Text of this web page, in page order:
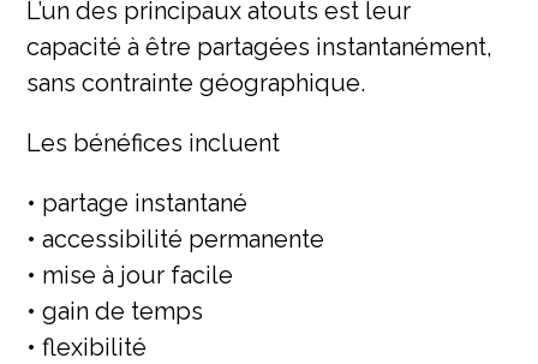
L’un des principaux atouts est leur
capacité à être partagées instantanément,
sans contrainte géographique.
Les bénéfices incluent
• partage instantané
• accessibilité permanente
• mise à jour facile
• gain de temps
• flexibilité